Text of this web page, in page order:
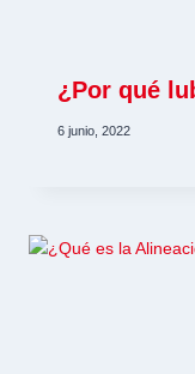
¿Por qué
6 junio, 2022